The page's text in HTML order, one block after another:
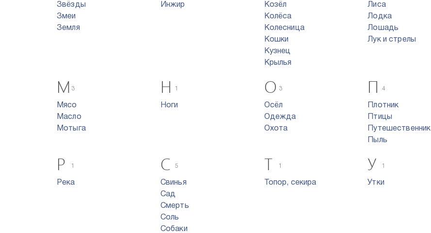
Звёзды
Змеи
Земля
Инжир
Козёл
Колёса
Колесница
Кошки
Кузнец
Крылья
Лиса
Лодка
Лошадь
Лук и стрелы
М 3
Мясо
Масло
Мотыга
Н 1
Ноги
О 3
Осёл
Одежда
Охота
П 4
Плотник
Птицы
Путешественник
Пыль
Р 1
Река
С 5
Свинья
Сад
Смерть
Соль
Собаки
Т 1
Топор, секира
У 1
Утки